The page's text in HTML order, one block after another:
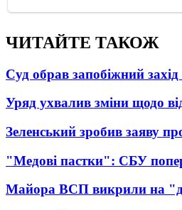
ЧИТАЙТЕ ТАКОЖ
Суд обрав запобіжний
Уряд ухвалив зміни щодо
Зеленський зробив заяву
"Медові пастки": СБУ
Майора ВСП викрили на